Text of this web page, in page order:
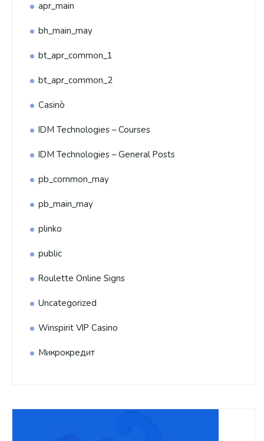
apr_main
bh_main_may
bt_apr_common_1
bt_apr_common_2
Casinò
IDM Technologies – Courses
IDM Technologies – General Posts
pb_common_may
pb_main_may
plinko
public
Roulette Online Signs
Uncategorized
Winspirit VIP Casino
Микрокредит